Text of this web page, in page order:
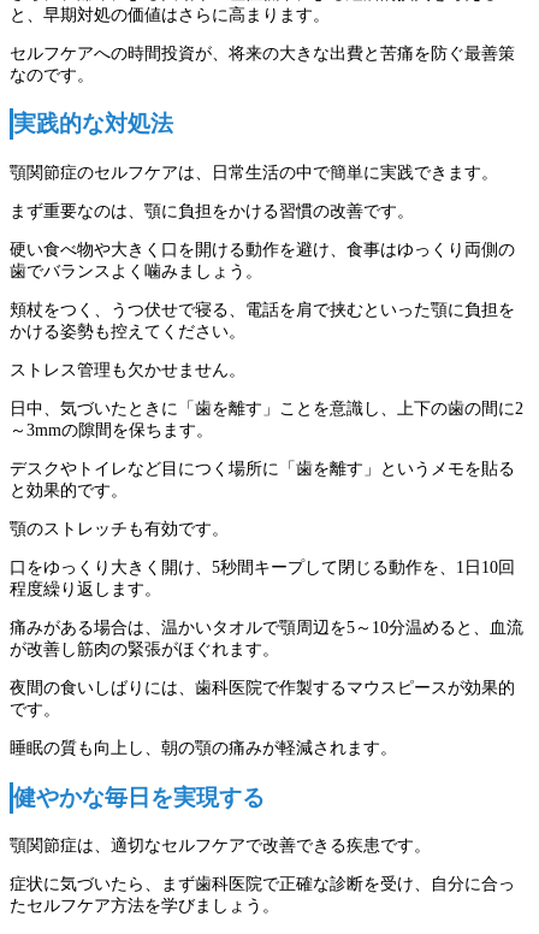
と、早期対処の価値はさらに高まります。
セルフケアへの時間投資が、将来の大きな出費と苦痛を防ぐ最善策
なのです。
実践的な対処法
顎関節症のセルフケアは、日常生活の中で簡単に実践できます。
まず重要なのは、顎に負担をかける習慣の改善です。
硬い食べ物や大きく口を開ける動作を避け、食事はゆっくり両側の
歯でバランスよく噛みましょう。
頬杖をつく、うつ伏せで寝る、電話を肩で挟むといった顎に負担を
かける姿勢も控えてください。
ストレス管理も欠かせません。
日中、気づいたときに「歯を離す」ことを意識し、上下の歯の間に2
～3mmの隙間を保ちます。
デスクやトイレなど目につく場所に「歯を離す」というメモを貼る
と効果的です。
顎のストレッチも有効です。
口をゆっくり大きく開け、5秒間キープして閉じる動作を、1日10回
程度繰り返します。
痛みがある場合は、温かいタオルで顎周辺を5～10分温めると、血流
が改善し筋肉の緊張がほぐれます。
夜間の食いしばりには、歯科医院で作製するマウスピースが効果的
です。
睡眠の質も向上し、朝の顎の痛みが軽減されます。
健やかな毎日を実現する
顎関節症は、適切なセルフケアで改善できる疾患です。
症状に気づいたら、まず歯科医院で正確な診断を受け、自分に合っ
たセルフケア方法を学びましょう。